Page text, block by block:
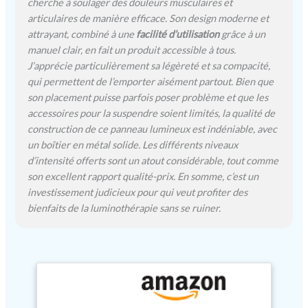
mW/cm² à 15 cm. Cette
intensité lumineuse élevée
offre de meilleurs résultats
pour le corps et le visage. Il
est recommandé de se
tenir à environ 15 cm de
l'appareil. 【3 modes et
minuterie】- Cet appareil
propose 3 modes : lumière
rouge, lumière infrarouge
et mode combiné. Le
bouton « MODE » du
panneau de commande
permet de changer de
réglable entre 5 et 30
minutes, et l'appareil
cherche à soulager des douleurs musculaires et
articulaires de manière efficace. Son design moderne et
attrayant, combiné à une facilité d’utilisationgrâce à un
manuel clair, en fait un produit accessible à tous.
J’apprécie particulièrement sa légèreté et sa compacité,
qui permettent de l’emporter aisément partout. Bien que
son placement puisse parfois poser problème et que les
accessoires pour la suspendre soient limités, la qualité de
construction de ce panneau lumineux est indéniable, avec
un boîtier en métal solide. Les différents niveaux
d’intensité offerts sont un atout considérable, tout comme
son excellent rapport qualité-prix. En somme, c’est un
investissement judicieux pour qui veut profiter des
bienfaits de la luminothérapie sans se ruiner.